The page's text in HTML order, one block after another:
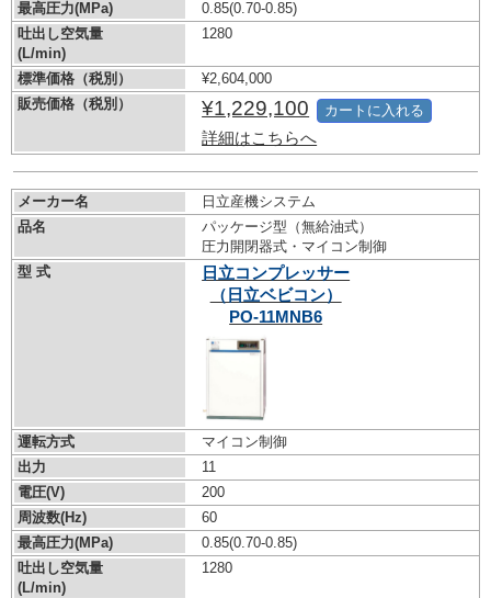
最高圧力(MPa)
0.85(0.70-0.85)
吐出し空気量
(L/min)
1280
標準価格（税別）
¥2,604,000
販売価格（税別）
¥1,229,100
詳細はこちらへ
カートに入れる
メーカー名
日立産機システム
品名
パッケージ型（無給油式）
圧力開閉器式・マイコン制御
型 式
日立コンプレッサー
（日立ベビコン）
PO-11MNB6
運転方式
マイコン制御
出力
11
電圧(V)
200
周波数(Hz)
60
最高圧力(MPa)
0.85(0.70-0.85)
吐出し空気量
(L/min)
1280